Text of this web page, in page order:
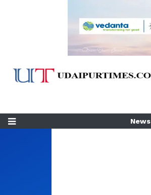
News